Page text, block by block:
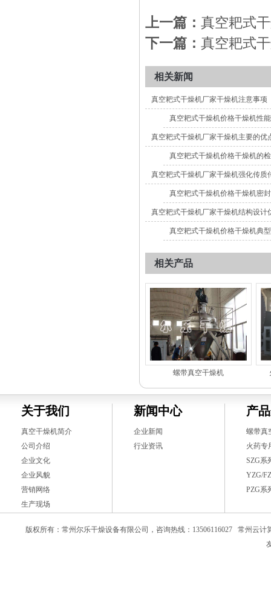
上一篇： 真空耙式
下一篇： 真空耙式
相关新闻
真空耙式干燥机厂家干燥机注意事项
真空耙式干燥机价格干燥机性
真空耙式干燥机厂家干燥机主要的优
真空耙式干燥机价格干燥机的
真空耙式干燥机厂家干燥机强化传质
真空耙式干燥机价格干燥机密
真空耙式干燥机厂家干燥机结构设计
真空耙式干燥机价格干燥机典
相关产品
螺带真空干燥机
关于我们
真空干燥机简介
公司介绍
企业文化
企业风貌
营销网络
生产现场
新闻中心
企业新闻
行业资讯
产
螺带真
火药
SZG系
YZG/
PZG系
版权所有：常州尔乐干燥设备有限公司，咨询热线：13506116027 常州云计